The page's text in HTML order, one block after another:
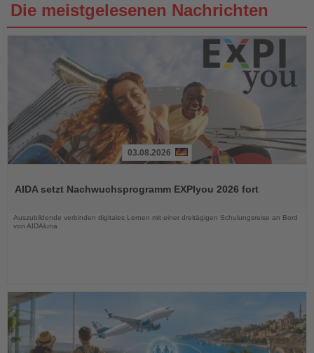
Die meistgelesenen Nachrichten
die
03.08.2026
AIDA setzt Nachwuchsprogramm EXPIyou 2026 fort
Auszubildende verbinden digitales Lernen mit einer dreitägigen Schulungsreise an Bord
von AIDAluna